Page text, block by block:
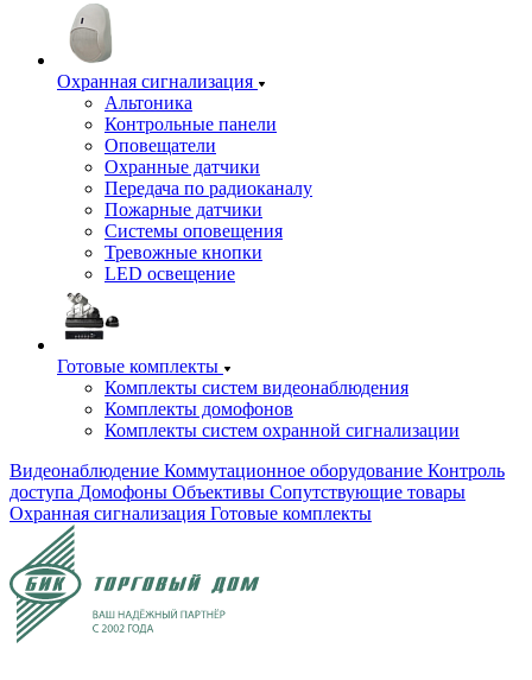
Охранная сигнализация
Альтоника
Контрольные панели
Оповещатели
Охранные датчики
Передача по радиоканалу
Пожарные датчики
Системы оповещения
Тревожные кнопки
LED освещение
Готовые комплекты
Комплекты систем видеонаблюдения
Комплекты домофонов
Комплекты систем охранной сигнализации
Видеонаблюдение Коммутационное оборудование Контроль
доступа Домофоны Объективы Сопутствующие товары
Охранная сигнализация Готовые комплекты